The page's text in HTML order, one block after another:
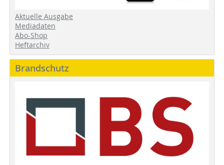
Aktuelle Ausgabe
Mediadaten
Abo-Shop
Heftarchiv
Brandschutz